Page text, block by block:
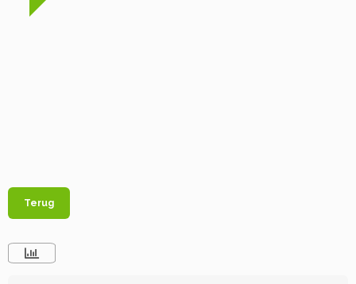
Terug